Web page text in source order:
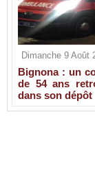
Dimanche 9 Août
Bignona : un
de 54 ans
dans son dépôt